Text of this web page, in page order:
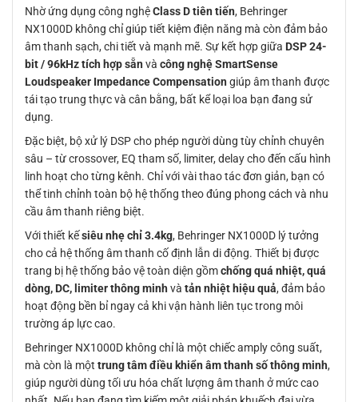
Nhờ ứng dụng công nghệClass D tiên tiến, Behringer
NX1000D không chỉ giúp tiết kiệm điện năng mà còn đảm bảo
âm thanh sạch, chi tiết và mạnh mẽ. Sự kết hợp giữa DSP 24-
bit / 96kHz tích hợp sẵn và công nghệ SmartSense
Loudspeaker Impedance Compensation giúp âm thanh được
tái tạo trung thực và cân bằng, bất kể loại loa bạn đang sử
dụng.
Đặc biệt, bộ xử lý DSP cho phép người dùng tùy chỉnh chuyên
sâu – từ crossover, EQ tham số, limiter, delay cho đến cấu hình
linh hoạt cho từng kênh. Chỉ với vài thao tác đơn giản, bạn có
thể tinh chỉnh toàn bộ hệ thống theo đúng phong cách và nhu
cầu âm thanh riêng biệt.
Với thiết kếsiêu nhẹ chỉ 3.4kg, Behringer NX1000D lý tưởng
cho cả hệ thống âm thanh cố định lẫn di động. Thiết bị được
trang bị hệ thống bảo vệ toàn diện gồmchống quá nhiệt, quá
dòng, DC, limiter thông minh và tản nhiệt hiệu quả, đảm bảo
hoạt động bền bỉ ngay cả khi vận hành liên tục trong môi
trường áp lực cao.
Behringer NX1000D không chỉ là một chiếc amply công suất,
mà còn là một trung tâm điều khiển âm thanh số thông minh,
giúp người dùng tối ưu hóa chất lượng âm thanh ở mức cao